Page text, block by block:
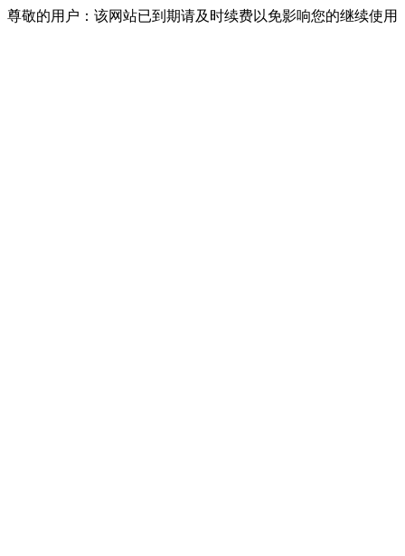
尊敬的用户：该网站已到期请及时续费以免影响您的继续使用